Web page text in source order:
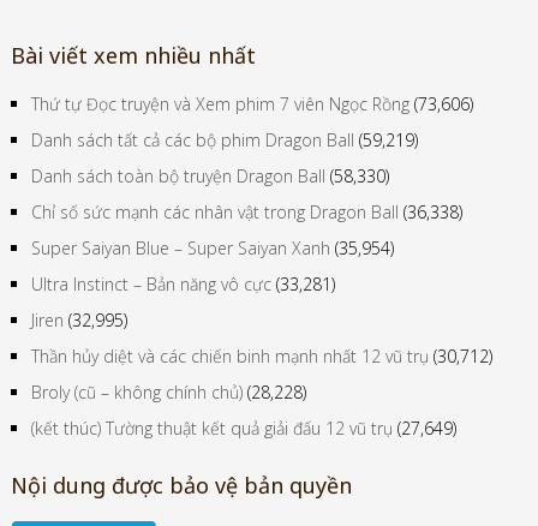
Bài viết xem nhiều nhất
Thứ tự Đọc truyện và Xem phim 7 viên Ngọc Rồng (73,606)
Danh sách tất cả các bộ phim Dragon Ball (59,219)
Danh sách toàn bộ truyện Dragon Ball (58,330)
Chỉ số sức mạnh các nhân vật trong Dragon Ball (36,338)
Super Saiyan Blue – Super Saiyan Xanh (35,954)
Ultra Instinct – Bản năng vô cực (33,281)
Jiren (32,995)
Thần hủy diệt và các chiến binh mạnh nhất 12 vũ trụ (30,712)
Broly (cũ – không chính chủ) (28,228)
(kết thúc) Tường thuật kết quả giải đấu 12 vũ trụ (27,649)
Nội dung được bảo vệ bản quyền